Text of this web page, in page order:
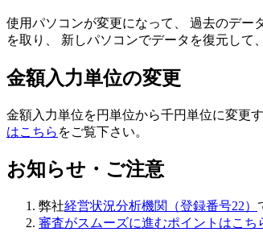
使用パソコンが変更になって、 過去のデー
を取り、 新しパソコンでデータを復元して
金額入力単位の変更
金額入力単位を円単位から千円単位に変更
はこちら をご覧下さい。
お知らせ・ご注意
弊社経営状況分析機関（登録番号22）
審査がスムーズに進むポイントはこち